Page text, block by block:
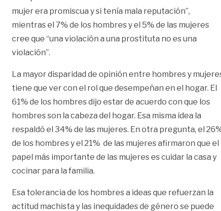
mujer era promiscua y si tenía mala reputación”,
mientras el 7% de los hombres y el 5% de las mujeres
cree que “una violación a una prostituta no es una
violación”.
La mayor disparidad de opinión entre hombres y
tiene que ver con el rol que desempeñan en el hogar. El
61% de los hombres dijo estar de acuerdo con que los
hombres son la cabeza del hogar. Esa misma idea la
respaldó el 34% de las mujeres. En otra pregunta, el
de los hombres y el 21% de las mujeres afirmaron que el
papel más importante de las mujeres es cuidar la casa y
cocinar para la familia.
Esa tolerancia de los hombres a ideas que refuerzan la
actitud machista y las inequidades de género se puede